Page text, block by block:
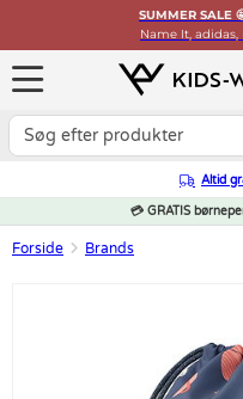
SUMMER SALE
Name It, adidas,
Altid
💳 GRATIS
Forside Brands